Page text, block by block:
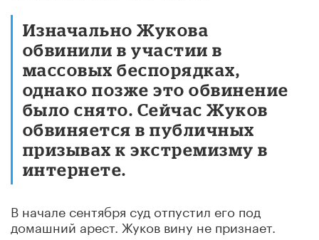
Изначально Жукова
обвинили в участии в
массовых беспорядках,
однако позже это обвинение
было снято. Сейчас Жуков
обвиняется в публичных
призывах к экстремизму в
интернете.
В начале сентября суд отпустил его под
домашний арест. Жуков вину не признает.